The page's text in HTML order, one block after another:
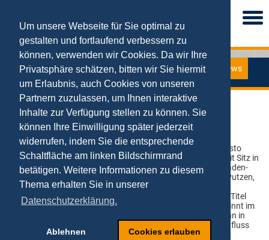
Um unsere Webseite für Sie optimal zu
gestalten und fortlaufend verbessern zu
können, verwenden wir Cookies. Da wir Ihre
Privatsphäre schätzen, bitten wir Sie hiermit
um Erlaubnis, auch Cookies von unseren
Partnern zuzulassen, um Ihnen interaktive
Inhalte zur Verfügung stellen zu können. Sie
können Ihre Einwilligung später jederzeit
widerrufen, indem Sie die entsprechende
Schaltfläche am linken Bildschirmrand
betätigen. Weitere Informationen zu diesem
Thema erhalten Sie in unserer
Datenschutzerklärung.
Ablehnen Cookies erlauben
News
News
Vortrag für Sto in Stuttgart
26.02.2018
Am 22.02.18 fand in Stuttgart das Forum
Bausanierung statt, welches von der Firma sto
organisiert wurde. Die Sto SE & Co. KGaA mit Sitz in
Weizen, einem Stadtteil von Stühlingen in Baden-
Württemberg ist ein Hersteller von Farben, Putzen,
Lacken und Beschichtungssystemen sowie
Wärmedämmverbundsystemen. Unter dem Titel
„Digital Leadership: Die Transformation beginnt im
Kopf und nicht im Computer“ zeigte Prof. Dr. Tobias Kollmann in
seiner Keynote auf, wie sich das Management unter dem Einfluss
der Digitalisierung weiter verändern wird und muss.